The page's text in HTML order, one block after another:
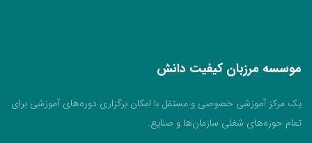
موسسه مرزبان کیفیت دانش
یک مرکز آموزشی خصوصی و مستقل با امکان برگزاری دوره‌های آموزشی برای
تمام حوزه‌های شغلی سازمان‌ها و صنایع.